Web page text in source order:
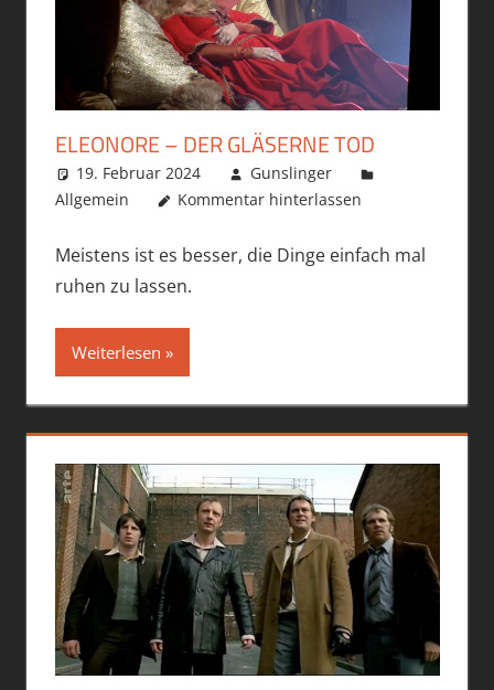
ELEONORE – DER GLÄSERNE TOD
19. Februar 2024
Gunslinger
Allgemein
Kommentar hinterlassen
Meistens ist es besser, die Dinge einfach mal
ruhen zu lassen.
Weiterlesen